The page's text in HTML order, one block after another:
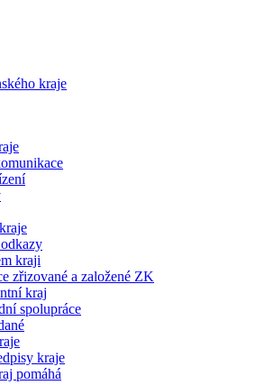
kraji
zřizované a založené ZK
kraj
spolupráce
kraje
pomáhá